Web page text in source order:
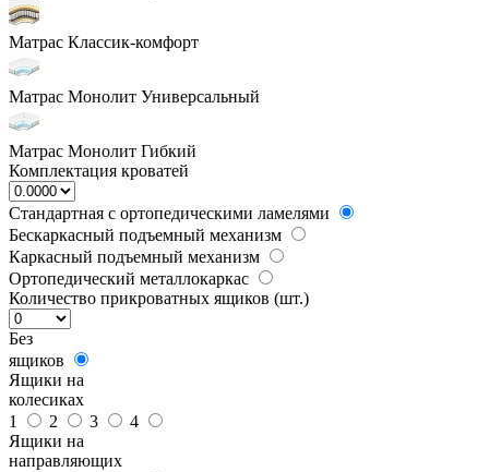
Матрас Классик-комфорт
Матрас Монолит Универсальный
Матрас Монолит Гибкий
Комплектация кроватей
Стандартная с ортопедическими ламелями
Бескаркасный подъемный механизм
Каркасный подъемный механизм
Ортопедический металлокаркас
Количество прикроватных ящиков (шт.)
Без
ящиков
Ящики на
колесиках
1
2 3
4
Ящики на
направляющих